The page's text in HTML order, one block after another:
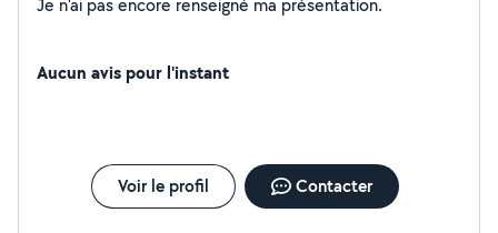
Je n'ai pas encore renseigné ma présentation.
Aucun avis pour l'instant
Voir le profil Contacter